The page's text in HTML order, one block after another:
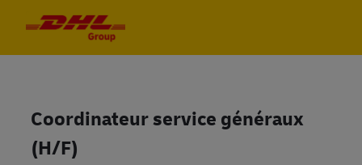
Coordinateur service généraux
(H/F)